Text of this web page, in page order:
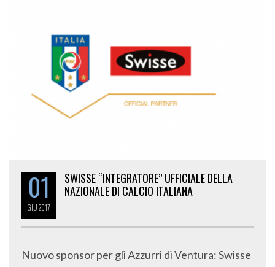
01
GIU2017
SWISSE “INTEGRATORE” UFFICIALE DELLA
NAZIONALE DI CALCIO ITALIANA
Nuovo sponsor per gli Azzurri di Ventura: Swisse